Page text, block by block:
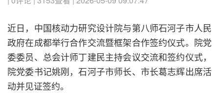
近日，中国核动力研究设计院与第八师石河子市人民
政府在成都举行合作交流暨框架合作签约仪式。院党
委委员、总会计师丁建民主持会议交流和签约仪式，
院党委书记姚刚，石河子市师长、市长葛志辉出席活
动并见证签约。